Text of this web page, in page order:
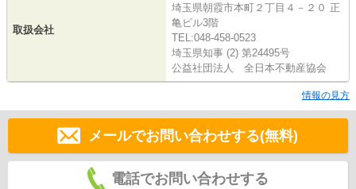
取扱会社
埼玉県朝霞市本町２丁目４－２０ 正
亀ビル3階
TEL:048-458-0523
埼玉県知事 (2) 第24495号
公益社団法人 全日本不動産協会
情報の見方
メールでお問い合わせする(無料)
電話でお問い合わせする